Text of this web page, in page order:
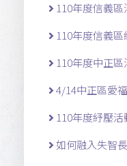
110年度信義
110年度信義
110年度中正
4/14中正區愛
110年度紓壓
如何融入失智